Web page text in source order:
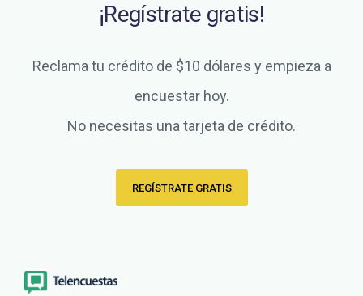
¡Regístrate gratis!
Reclama tu crédito de $10 dólares y empieza a
encuestar hoy.
No necesitas una tarjeta de crédito.
REGÍSTRATE GRATIS